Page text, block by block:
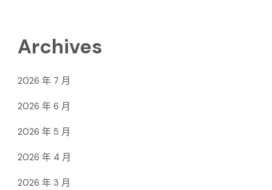
Archives
2026 年 7 月
2026 年 6 月
2026 年 5 月
2026 年 4 月
2026 年 3 月